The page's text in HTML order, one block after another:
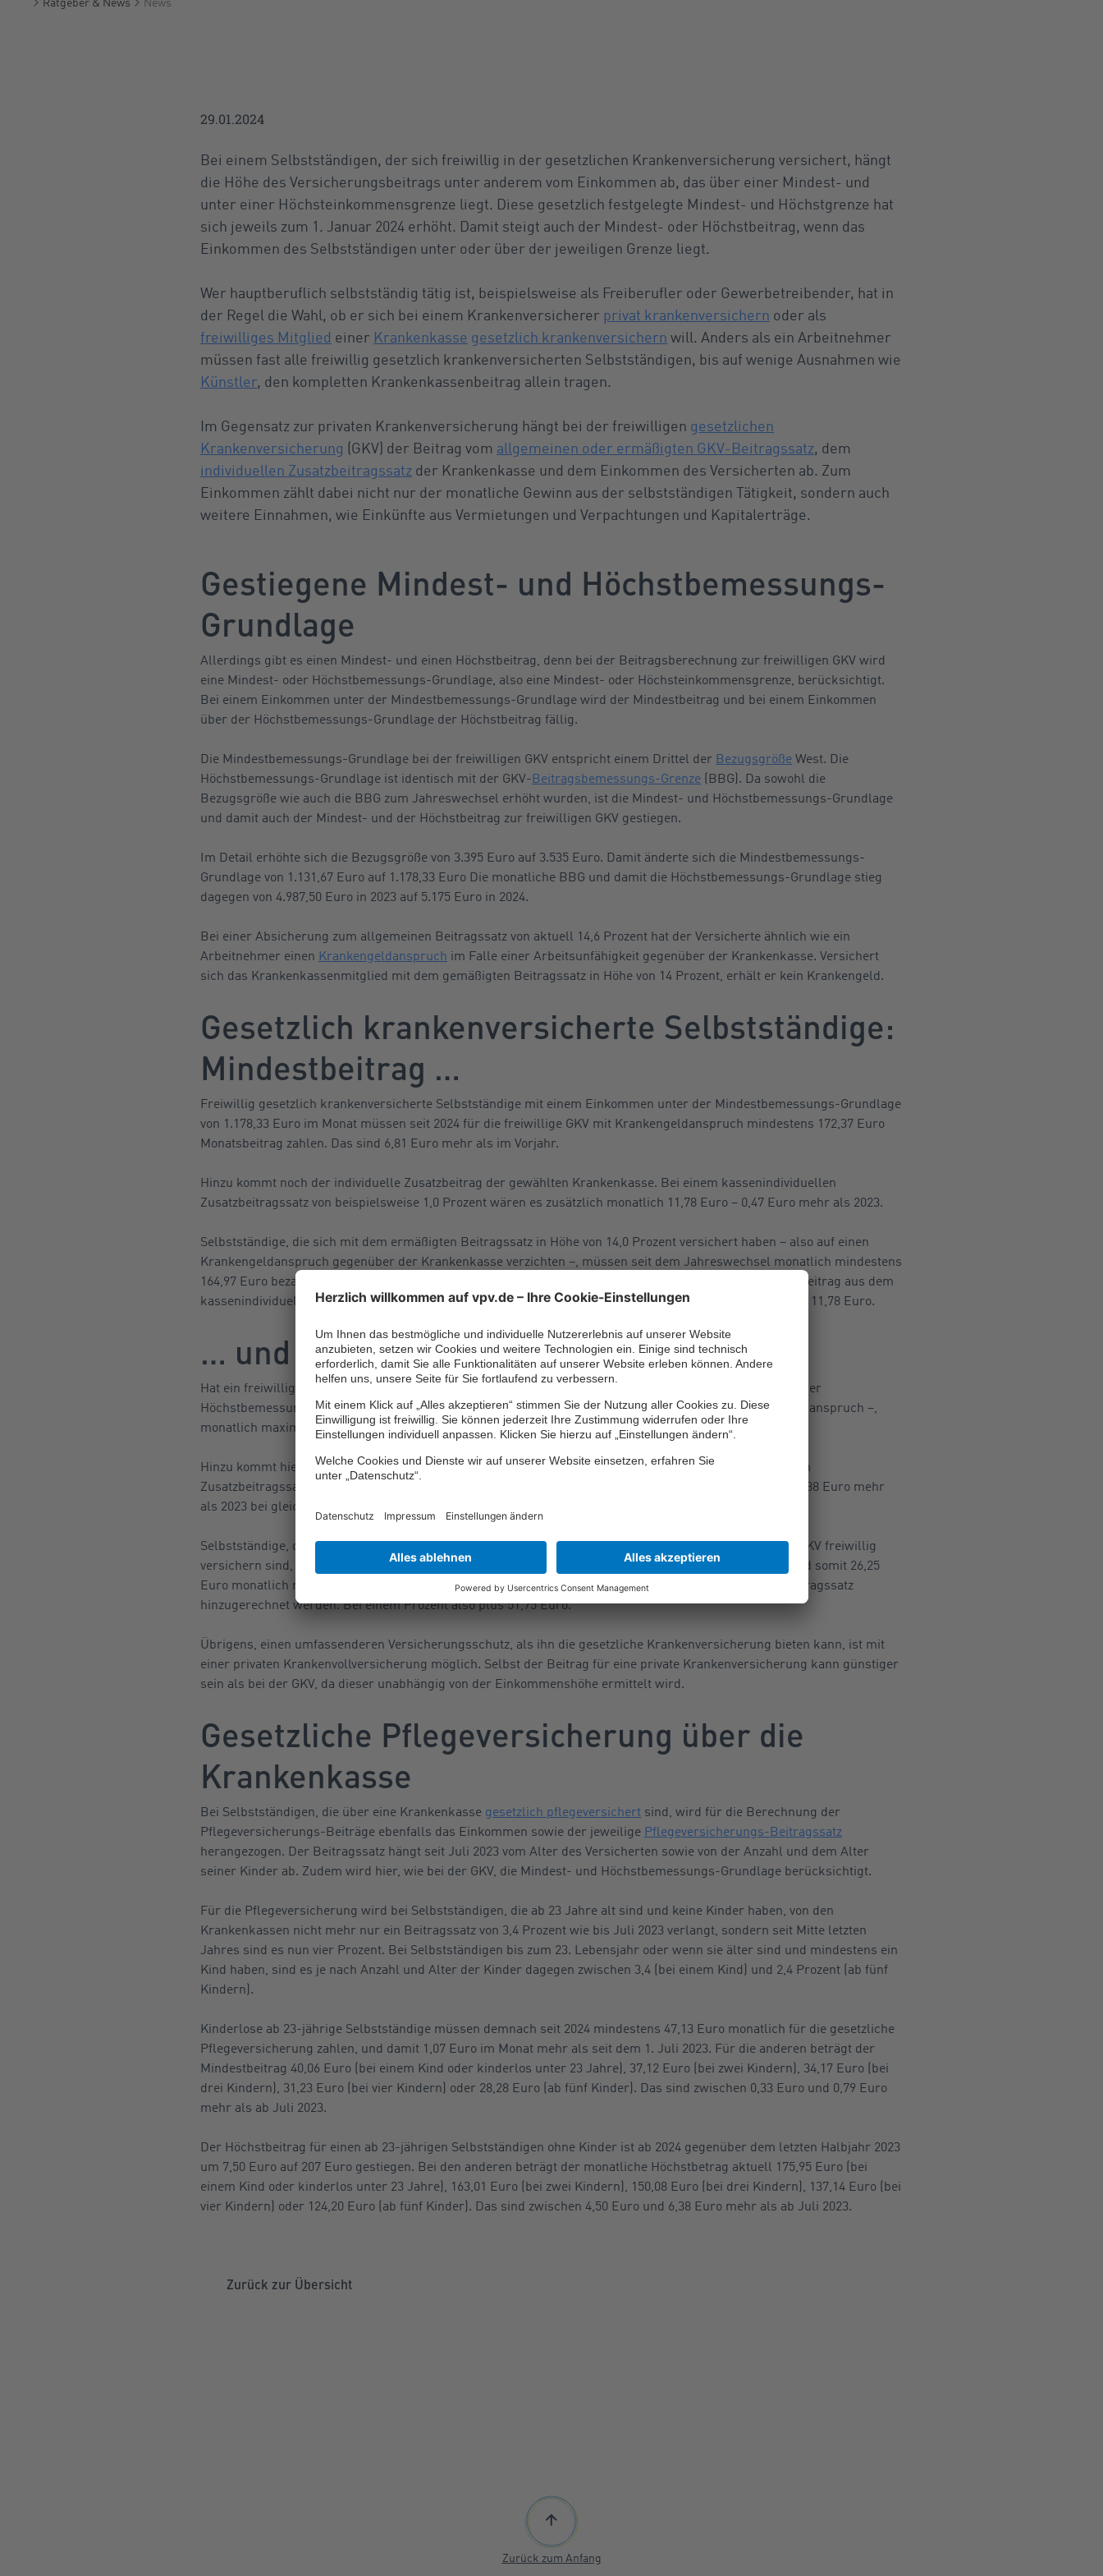
29.01.2024
Bei einem Selbstständigen, der sich freiwillig in der gesetzlichen Krankenversicherung versichert, hängt
die Höhe des Versicherungsbeitrags unter anderem vom Einkommen ab, das über einer Mindest- und
unter einer Höchsteinkommensgrenze liegt. Diese gesetzlich festgelegte Mindest- und Höchstgrenze hat
sich jeweils zum 1. Januar 2024 erhöht. Damit steigt auch der Mindest- oder Höchstbeitrag, wenn das
Einkommen des Selbstständigen unter oder über der jeweiligen Grenze liegt.
Wer hauptberuflich selbstständig tätig ist, beispielsweise als Freiberufler oder Gewerbetreibender, hat in
der Regel die Wahl, ob er sich bei einem Krankenversicherer privat krankenversichern oder als
freiwilliges Mitglied einer Krankenkasse gesetzlich krankenversichern will. Anders als ein Arbeitnehmer
müssen fast alle freiwillig gesetzlich krankenversicherten Selbstständigen, bis auf wenige Ausnahmen wie
Künstler, den kompletten Krankenkassenbeitrag allein tragen.
Im Gegensatz zur privaten Krankenversicherung hängt bei der freiwilligen gesetzlichen
Krankenversicherung (GKV) der Beitrag vom allgemeinen oder ermäßigten GKV-Beitragssatz, dem
individuellen Zusatzbeitragssatz der Krankenkasse und dem Einkommen des Versicherten ab. Zum
Einkommen zählt dabei nicht nur der monatliche Gewinn aus der selbstständigen Tätigkeit, sondern auch
weitere Einnahmen, wie Einkünfte aus Vermietungen und Verpachtungen und Kapitalerträge.
Gestiegene Mindest- und Höchstbemessungs-
Grundlage
Allerdings gibt es einen Mindest- und einen Höchstbeitrag, denn bei der Beitragsberechnung zur freiwilligen GKV wird
eine Mindest- oder Höchstbemessungs-Grundlage, also eine Mindest- oder Höchsteinkommensgrenze, berücksichtigt.
Bei einem Einkommen unter der Mindestbemessungs-Grundlage wird der Mindestbeitrag und bei einem Einkommen
über der Höchstbemessungs-Grundlage der Höchstbeitrag fällig.
Die Mindestbemessungs-Grundlage bei der freiwilligen GKV entspricht einem Drittel der Bezugsgröße West. Die
Höchstbemessungs-Grundlage ist identisch mit der GKV-Beitragsbemessungs-Grenze (BBG). Da sowohl die
Bezugsgröße wie auch die BBG zum Jahreswechsel erhöht wurden, ist die Mindest- und Höchstbemessungs-Grundlage
und damit auch der Mindest- und der Höchstbeitrag zur freiwilligen GKV gestiegen.
Im Detail erhöhte sich die Bezugsgröße von 3.395 Euro auf 3.535 Euro. Damit änderte sich die Mindestbemessungs-
Grundlage von 1.131,67 Euro auf 1.178,33 Euro Die monatliche BBG und damit die Höchstbemessungs-Grundlage stieg
dagegen von 4.987,50 Euro in 2023 auf 5.175 Euro in 2024.
Bei einer Absicherung zum allgemeinen Beitragssatz von aktuell 14,6 Prozent hat der Versicherte ähnlich wie ein
Arbeitnehmer einen Krankengeldanspruch im Falle einer Arbeitsunfähigkeit gegenüber der Krankenkasse. Versichert
sich das Krankenkassenmitglied mit dem gemäßigten Beitragssatz in Höhe von 14 Prozent, erhält er kein Krankengeld.
Gesetzlich krankenversicherte Selbstständige:
Mindestbeitrag …
Freiwillig gesetzlich krankenversicherte Selbstständige mit einem Einkommen unter der Mindestbemessungs-Grundlage
von 1.178,33 Euro im Monat müssen seit 2024 für die freiwillige GKV mit Krankengeldanspruch mindestens 172,37 Euro
Monatsbeitrag zahlen. Das sind 6,81 Euro mehr als im Vorjahr.
Hinzu kommt noch der individuelle Zusatzbeitrag der gewählten Krankenkasse. Bei einem kassenindividuellen
Zusatzbeitragssatz von beispielsweise 1,0 Prozent wären es zusätzlich monatlich 11,78 Euro – 0,47 Euro mehr als 2023.
Selbstständige, die sich mit dem ermäßigten Beitragssatz in Höhe von 14,0 Prozent versichert haben – also auf einen
Krankengeldanspruch gegenüber der Krankenkasse verzichten –, müssen seit dem Jahreswechsel monatlich mindestens
164,97 Euro bezahlen. Das sind 6,53 Euro mehr pro Monat als im Jahr davor. Auch hier kommt noch der Beitrag aus dem
kassenindividuellen Zusatzbeitragssatz hinzu, also beispielsweise bei einem Prozent wären das zuzüglich 11,78 Euro.
… und Höchstbeitrag
Hat ein freiwillig gesetzlich Krankenversicherter ein Einkommen von mehr als 5.175 Euro, das also über der
Höchstbemessungs-Grundlage liegt, muss er bei einem allgemeinen Beitragssatz – also mit Krankengeldanspruch –,
monatlich maximal 755,55 Euro zahlen. Das sind 27,38 Euro mehr als noch 2023.
Hinzu kommt hier ebenfalls der kassenindividuelle Zusatzbeitrag der gewählten Krankenkasse. Bei einem
Zusatzbeitragssatz von beispielsweise 1,0 Prozent wären es zusätzlich monatlich 51,75 Euro, und damit 1,88 Euro mehr
als 2023 bei gleichbleibendem Zusatzbeitragssatz.
Selbstständige, die sich mit dem ermäßigten Beitragssatz und damit ohne Krankengeldanspruch in der GKV freiwillig
versichern sind, müssen seit 2024 maximal 724,50 Euro im Monat (14,0 Prozent von 5.175 Euro) zahlen und somit 26,25
Euro monatlich mehr als 2023. Auch hier muss noch der Beitrag aus dem kassenindividuellen Zusatzbeitragssatz
hinzugerechnet werden. Bei einem Prozent also plus 51,75 Euro.
Übrigens, einen umfassenderen Versicherungsschutz, als ihn die gesetzliche Krankenversicherung bieten kann, ist mit
einer privaten Krankenvollversicherung möglich. Selbst der Beitrag für eine private Krankenversicherung kann günstiger
sein als bei der GKV, da dieser unabhängig von der Einkommenshöhe ermittelt wird.
Gesetzliche Pflegeversicherung über die
Krankenkasse
Bei Selbstständigen, die über eine Krankenkasse gesetzlich pflegeversichert sind, wird für die Berechnung der
Pflegeversicherungs-Beiträge ebenfalls das Einkommen sowie der jeweilige Pflegeversicherungs-Beitragssatz
herangezogen. Der Beitragssatz hängt seit Juli 2023 vom Alter des Versicherten sowie von der Anzahl und dem Alter
seiner Kinder ab. Zudem wird hier, wie bei der GKV, die Mindest- und Höchstbemessungs-Grundlage berücksichtigt.
Für die Pflegeversicherung wird bei Selbstständigen, die ab 23 Jahre alt sind und keine Kinder haben, von den
Krankenkassen nicht mehr nur ein Beitragssatz von 3,4 Prozent wie bis Juli 2023 verlangt, sondern seit Mitte letzten
Jahres sind es nun vier Prozent. Bei Selbstständigen bis zum 23. Lebensjahr oder wenn sie älter sind und mindestens ein
Kind haben, sind es je nach Anzahl und Alter der Kinder dagegen zwischen 3,4 (bei einem Kind) und 2,4 Prozent (ab fünf
Kindern).
Kinderlose ab 23-jährige Selbstständige müssen demnach seit 2024 mindestens 47,13 Euro monatlich für die gesetzliche
Pflegeversicherung zahlen, und damit 1,07 Euro im Monat mehr als seit dem 1. Juli 2023. Für die anderen beträgt der
Mindestbeitrag 40,06 Euro (bei einem Kind oder kinderlos unter 23 Jahre), 37,12 Euro (bei zwei Kindern), 34,17 Euro (bei
drei Kindern), 31,23 Euro (bei vier Kindern) oder 28,28 Euro (ab fünf Kinder). Das sind zwischen 0,33 Euro und 0,79 Euro
mehr als ab Juli 2023.
Der Höchstbeitrag für einen ab 23-jährigen Selbstständigen ohne Kinder ist ab 2024 gegenüber dem letzten Halbjahr 2023
um 7,50 Euro auf 207 Euro gestiegen. Bei den anderen beträgt der monatliche Höchstbetrag aktuell 175,95 Euro (bei
einem Kind oder kinderlos unter 23 Jahre), 163,01 Euro (bei zwei Kindern), 150,08 Euro (bei drei Kindern), 137,14 Euro (bei
vier Kindern) oder 124,20 Euro (ab fünf Kinder). Das sind zwischen 4,50 Euro und 6,38 Euro mehr als ab Juli 2023.
Zurück zur Übersicht
Zurück zum Anfang